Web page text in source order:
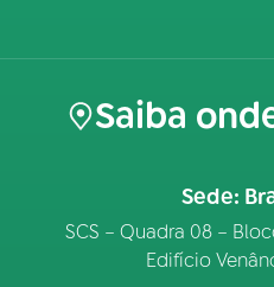
Saiba
Sede:
SCS – Quadra 08 –
Edifício